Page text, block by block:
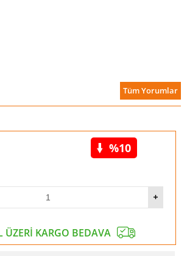
Tüm Yorumlar
%10
ÜZERİ KARGO BEDAVA